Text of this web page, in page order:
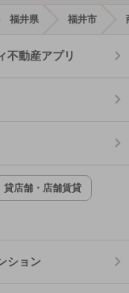
福井県 福井市
不動産アプリ
貸店舗・店舗賃貸
ション